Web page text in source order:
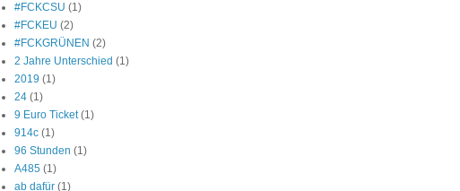
#FCKCSU (1)
#FCKEU (2)
#FCKGRÜNEN (2)
2 Jahre Unterschied (1)
2019 (1)
24 (1)
9 Euro Ticket (1)
914c (1)
96 Stunden (1)
A485 (1)
ab dafür (1)